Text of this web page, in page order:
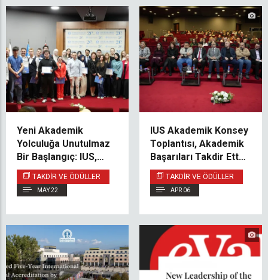
Yeni Akademik
Yolculuğa Unutulmaz
Bir Başlangıç: IUS,
%100 Burs Kazanan
Öğrencileri
Onurlandırdı
TAKDIR VE ÖDÜLLER
MAY 22
IUS Akademik Konsey
Toplantısı, Akademik
Başarıları Takdir Etti
ve Geleceğe Yönelik
Vizyonunu Paylaştı
TAKDIR VE ÖDÜLLER
APR 06